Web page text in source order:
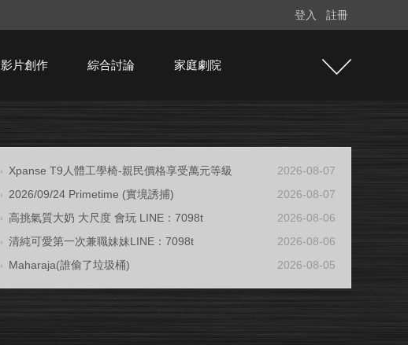
登入 註冊
影片創作 綜合討論 家庭劇院
Xpanse T9人體工學椅-親民價格享受萬元等級
2026-08-07
2026/09/24 Primetime (實境誘捕)
2026-08-07
高挑氣質大奶 大尺度 會玩 LINE：7098t
2026-08-06
清純可愛第一次兼職妹妹LINE：7098t
2026-08-06
Maharaja(誰偷了垃圾桶)
2026-08-05